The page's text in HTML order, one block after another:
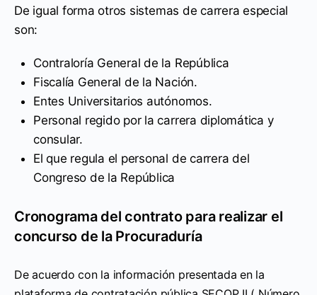
De igual forma otros sistemas de carrera especial
son:
Contraloría General de la República
Fiscalía General de la Nación.
Entes Universitarios autónomos.
Personal regido por la carrera diplomática y
consular.
El que regula el personal de carrera del
Congreso de la República
Cronograma del contrato para realizar el
concurso de la Procuraduría
De acuerdo con la información presentada en la